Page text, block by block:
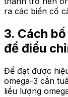
ra các biến cố
3. Cách
để điều
Để đạt được
omega-3 cần
liều lượng